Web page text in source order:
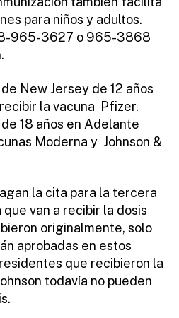
para niños y adultos.
965-3627 o 965-3868
New Jersey de 12 años
la vacuna Pfizer.
18 años en Adelante
Moderna y Johnson &
la cita para la tercera
van a recibir la dosis
originalmente, solo
aprobadas en estos
que recibieron la
todavía no pueden